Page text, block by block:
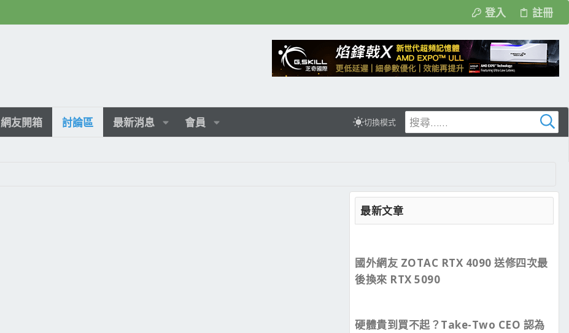
登入 註冊
網友開箱 討論區 最新消息 會員 切換模式
最新文章
國外網友 ZOTAC RTX 4090 送修四次最
後換來 RTX 5090
硬體貴到買不起？Take-Two CEO 認為